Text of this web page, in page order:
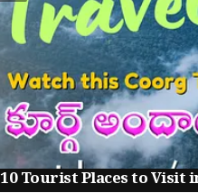
10 Tourist Places to Visit